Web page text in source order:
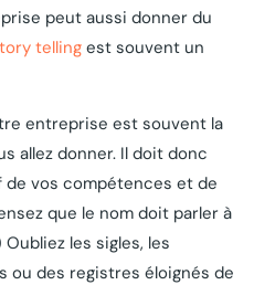
peut aussi donner du
telling est souvent un
entreprise est souvent la
allez donner. Il doit donc
vos compétences et de
que le nom doit parler à
les sigles, les
ou des registres éloignés de